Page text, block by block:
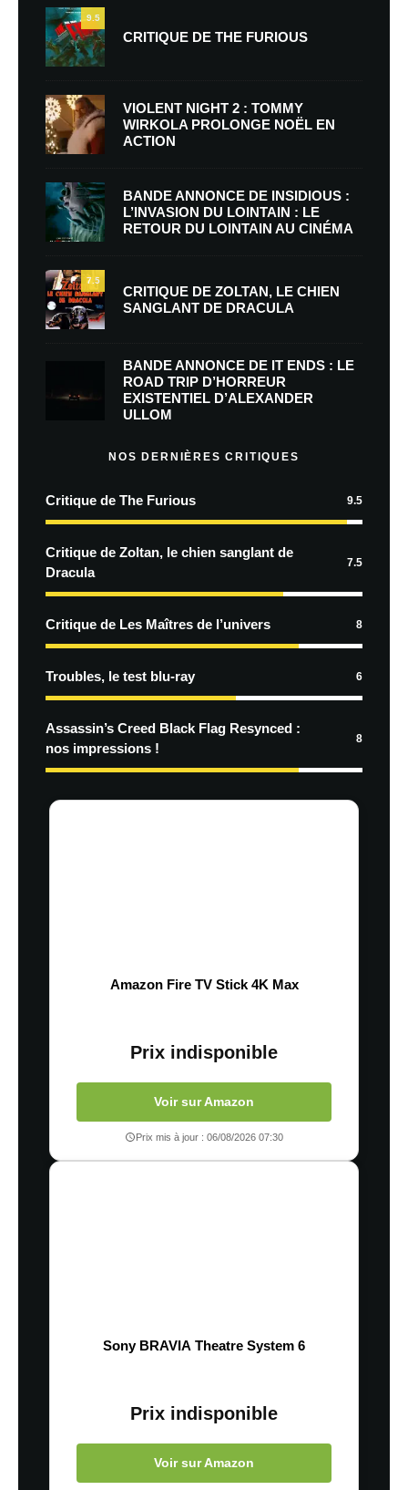
9.5
CRITIQUE DE THE FURIOUS
VIOLENT NIGHT 2 : TOMMY
WIRKOLA PROLONGE NOËL EN
ACTION
BANDE ANNONCE DE INSIDIOUS :
L’INVASION DU LOINTAIN : LE
RETOUR DU LOINTAIN AU CINÉMA
7.5
CRITIQUE DE ZOLTAN, LE CHIEN
SANGLANT DE DRACULA
BANDE ANNONCE DE IT ENDS : LE
ROAD TRIP D’HORREUR
EXISTENTIEL D’ALEXANDER
ULLOM
NOS DERNIÈRES CRITIQUES
Critique de The Furious 9.5
Critique de Zoltan, le chien sanglant de
Dracula
7.5
Critique de Les Maîtres de l’univers 8
Troubles, le test blu-ray 6
Assassin’s Creed Black Flag Resynced :
nos impressions !
8
Amazon Fire TV Stick 4K Max
Prix indisponible
Voir sur Amazon
Prix mis à jour : 06/08/2026 07:30
Sony BRAVIA Theatre System 6
Prix indisponible
Voir sur Amazon